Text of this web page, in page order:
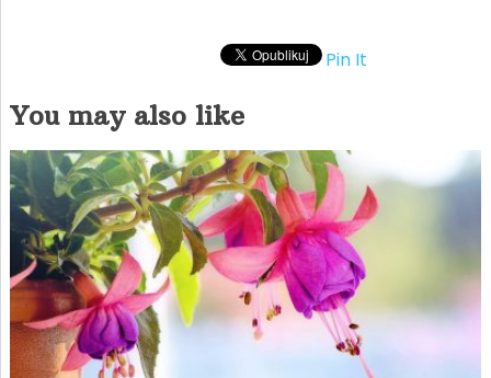
Pin It
You may also like